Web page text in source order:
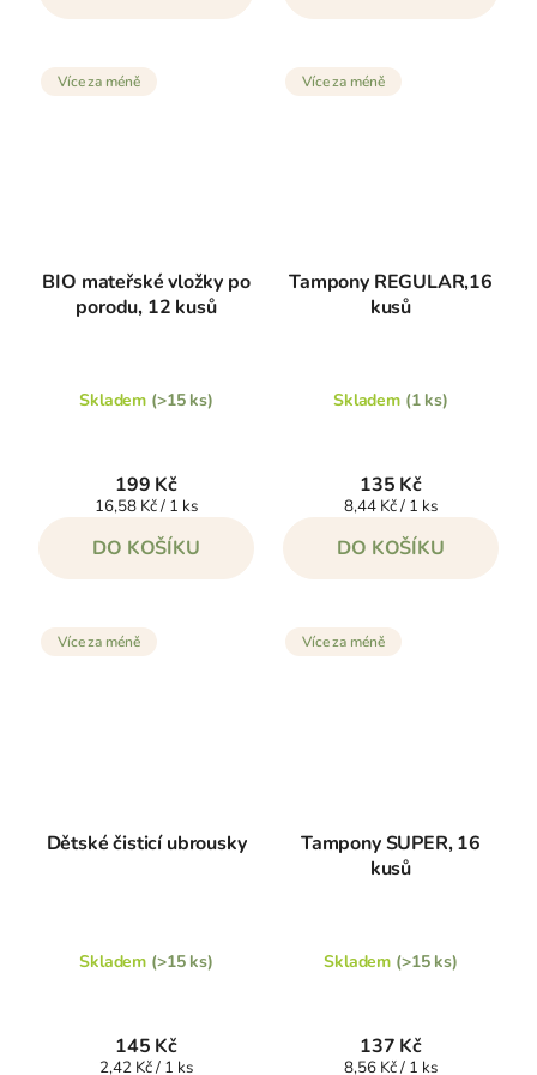
Více za méně
BIO mateřské vložky po
porodu, 12 kusů
Skladem (>15 ks)
199 Kč
Měrná
16,58 Kč / 1 ks
DO KOŠÍKU
Více za méně
Tampony REGULAR,16
kusů
Skladem (1 ks)
135 Kč
Měrná
8,44 Kč / 1 ks
DO KOŠÍKU
Více za méně
Dětské čisticí ubrousky
Skladem (>15 ks)
145 Kč
Měrná
2,42 Kč / 1 ks
Více za méně
Tampony SUPER, 16
kusů
Skladem (>15 ks)
137 Kč
Měrná
8,56 Kč / 1 ks